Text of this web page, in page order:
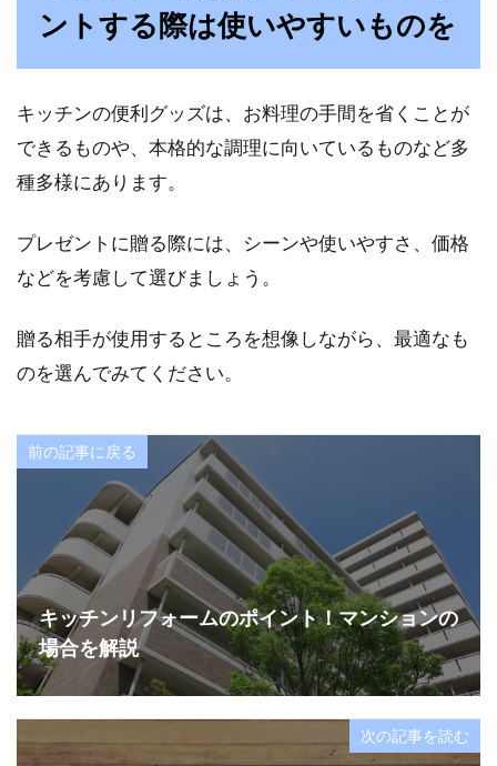
ントする際は使いやすいものを
キッチンの便利グッズは、お料理の手間を省くことが
できるものや、本格的な調理に向いているものなど多
種多様にあります。
プレゼントに贈る際には、シーンや使いやすさ、価格
などを考慮して選びましょう。
贈る相手が使用するところを想像しながら、最適なも
のを選んでみてください。
前の記事に戻る
キッチンリフォームのポイント！マンションの
場合を解説
次の記事を読む